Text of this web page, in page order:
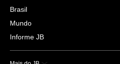
Brasil
Mundo
Informe JB